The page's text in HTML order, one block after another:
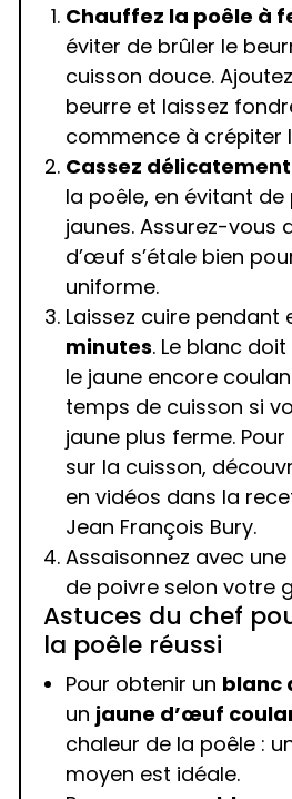
Chauffez la poêle à
éviter de brûler le
cuisson douce.
beurre et laissez
commence à crépiter
Cassez
la poêle, en évitant de
jaunes. Assurez-vous
d’œuf s’étale bien
uniforme.
Laissez cuire pendant
minutes. Le blanc
le jaune encore
temps de cuisson si
jaune plus ferme.
sur la cuisson,
en vidéos dans la
Jean François Bury.
Assaisonnez avec
de poivre selon votre
Astuces du chef
la poêle réussi
Pour obtenir un blanc
un jaune d’œuf
chaleur de la poêle :
moyen est idéale.